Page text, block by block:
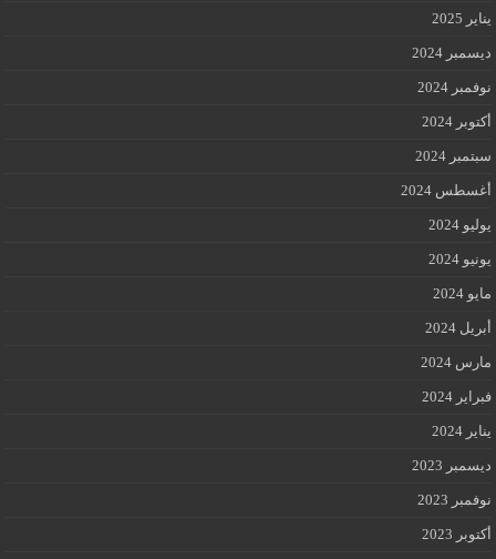
يناير 2025
ديسمبر 2024
نوفمبر 2024
أكتوبر 2024
سبتمبر 2024
أغسطس 2024
يوليو 2024
يونيو 2024
مايو 2024
أبريل 2024
مارس 2024
فبراير 2024
يناير 2024
ديسمبر 2023
نوفمبر 2023
أكتوبر 2023